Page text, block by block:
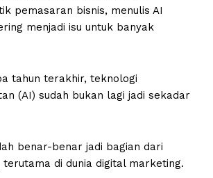
pemasaran bisnis, menulis AI
menjadi isu untuk banyak
tahun terakhir, teknologi
(AI) sudah bukan lagi jadi sekadar
benar-benar jadi bagian dari
terutama di dunia digital marketing.